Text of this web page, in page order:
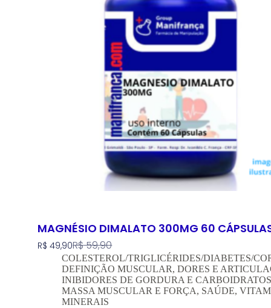
MAGNÉSIO DIMALATO 300MG 60
R$59,90
R$ 49,90
COLESTEROL/TRIGLICÉRIDES/DIABETES/
DEFINIÇÃO MUSCULAR,DORES E
INIBIDORES DE GORDURA E
MASSA MUSCULAR E FORÇA, SAÚDE,
MINERAIS